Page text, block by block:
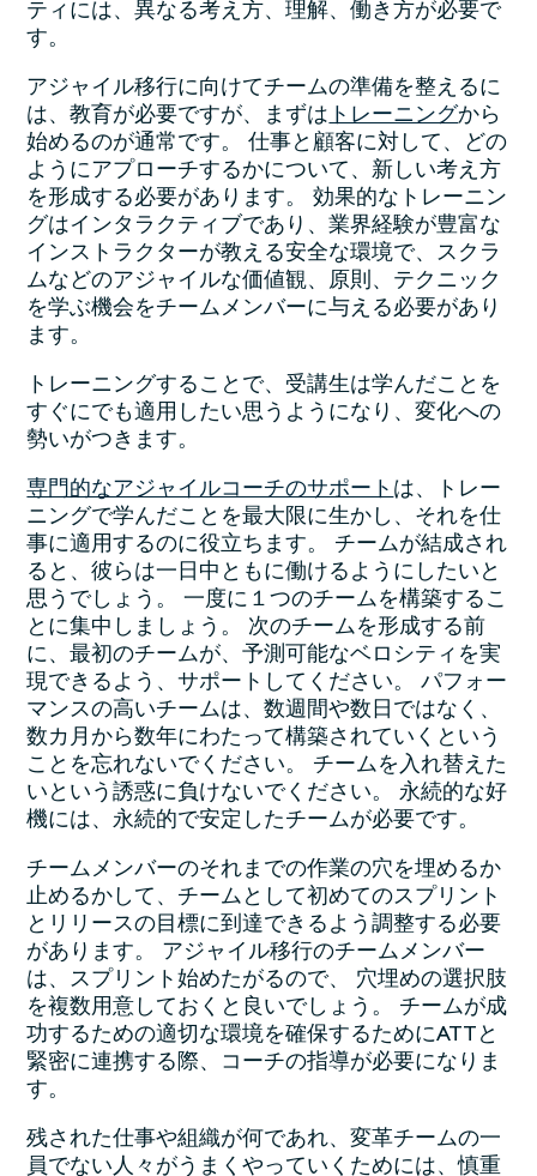
ティには、異なる考え方、理解、働き方が必要で
す。
アジャイル移行に向けてチームの準備を整えるに
は、教育が必要ですが、まずはトレーニングから
始めるのが通常です。 仕事と顧客に対して、どの
ようにアプローチするかについて、新しい考え方
を形成する必要があります。 効果的なトレーニン
グはインタラクティブであり、業界経験が豊富な
インストラクターが教える安全な環境で、スクラ
ムなどのアジャイルな価値観、原則、テクニック
を学ぶ機会をチームメンバーに与える必要があり
ます。
トレーニングすることで、受講生は学んだことを
すぐにでも適用したい思うようになり、変化への
勢いがつきます。
専門的なアジャイルコーチのサポートは、トレー
ニングで学んだことを最大限に生かし、それを仕
事に適用するのに役立ちます。 チームが結成され
ると、彼らは一日中ともに働けるようにしたいと
思うでしょう。 一度に１つのチームを構築するこ
とに集中しましょう。 次のチームを形成する前
に、最初のチームが、予測可能なベロシティを実
現できるよう、サポートしてください。 パフォー
マンスの高いチームは、数週間や数日ではなく、
数カ月から数年にわたって構築されていくという
ことを忘れないでください。 チームを入れ替えた
いという誘惑に負けないでください。 永続的な好
機には、永続的で安定したチームが必要です。
チームメンバーのそれまでの作業の穴を埋めるか
止めるかして、チームとして初めてのスプリント
とリリースの目標に到達できるよう調整する必要
があります。 アジャイル移行のチームメンバー
は、スプリント始めたがるので、 穴埋めの選択肢
を複数用意しておくと良いでしょう。 チームが成
功するための適切な環境を確保するためにATTと
緊密に連携する際、コーチの指導が必要になりま
す。
残された仕事や組織が何であれ、変革チームの一
員でない人々がうまくやっていくためには、慎重